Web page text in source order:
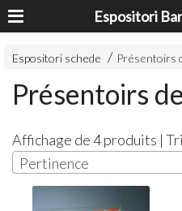
Espositori schede Présentoirs
Présentoirs
Affichage de 4 produits |
Pertinence